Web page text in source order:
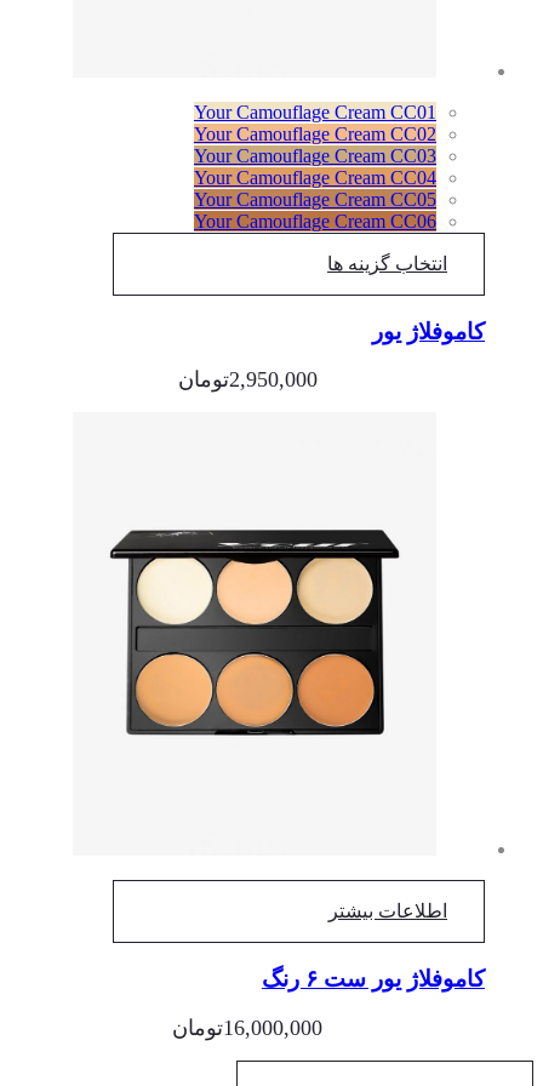
Your Camouflage Cream CC01
Your Camouflage Cream CC02
Your Camouflage Cream CC03
Your Camouflage Cream CC04
Your Camouflage Cream CC05
Your Camouflage Cream CC06
انتخاب گزینه ها
کاموفلاژ یور
2,950,000تومان
اطلاعات بیشتر
کاموفلاژ یور ست ۶ رنگ
16,000,000تومان